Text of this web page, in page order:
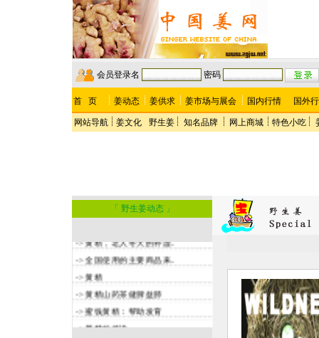
会员登录名 密码
首 页 姜动态 姜供求 姜市场与展会 国内行情 国外
网站导航 姜文化 野生姜 知名品牌 网上商城 特色小吃
「 野生姜动态 」
全国使用的主要商品来..
黄精
黄精山药茶健脾益肺
->蜜饯黄精：帮助发育
黄精的传说